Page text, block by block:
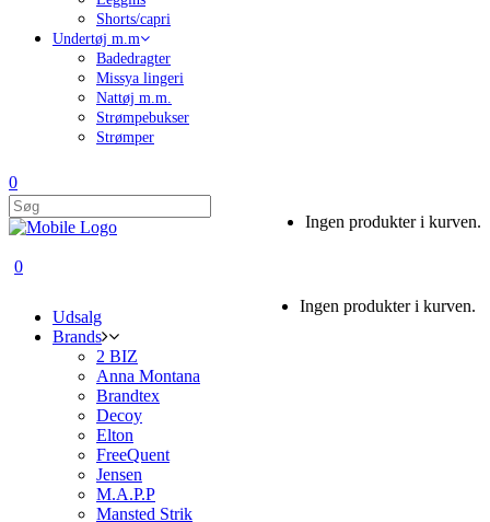
Shorts/capri
Undertøj m.m
Badedragter
Missya lingeri
Nattøj m.m.
Strømpebukser
Strømper
0
Ingen produkter i kurven.
0
Ingen produkter i kurven.
Udsalg
Brands
2 BIZ
Anna Montana
Brandtex
Decoy
Elton
FreeQuent
Jensen
M.A.P.P
Mansted Strik